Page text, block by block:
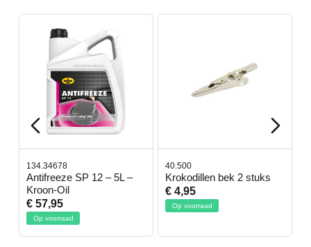
134.34678
Antifreeze SP 12 – 5L –
Kroon-Oil
€ 57,95
Op voorraad
40.500
Krokodillen bek 2 stuks
€ 4,95
Op voorraad